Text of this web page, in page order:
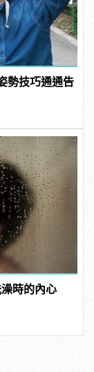
勢技巧通通告
時的內心